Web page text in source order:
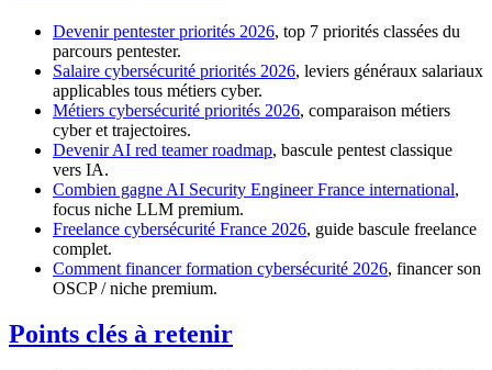
Devenir pentester priorités 2026, top 7 priorités classées du
parcours pentester.
Salaire cybersécurité priorités 2026, leviers généraux salariaux
applicables tous métiers cyber.
Métiers cybersécurité priorités 2026, comparaison métiers
cyber et trajectoires.
Devenir AI red teamer roadmap, bascule pentest classique
vers IA.
Combien gagne AI Security Engineer France international,
focus niche LLM premium.
Freelance cybersécurité France 2026, guide bascule freelance
complet.
Comment financer formation cybersécurité 2026, financer son
OSCP / niche premium.
Points clés à retenir